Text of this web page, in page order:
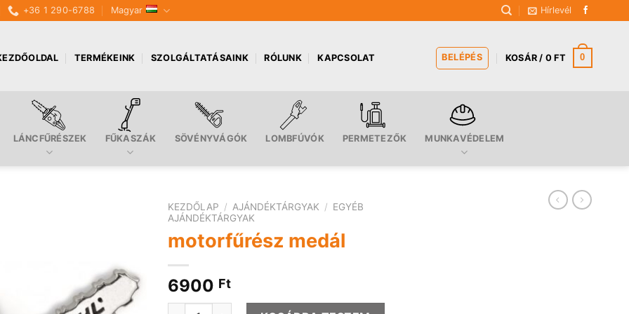
+36 1 290-6788 Magyar Hírlevél
TERMÉKEINK SZOLGÁLTATÁSAINK RÓLUNK KAPCSOLAT BELÉPÉS KOSÁR / 0FT 0
LÁNCFŰRÉSZEK FŰKASZÁK SÖVÉNYVÁGÓK LOMBFÚVÓK PERMETEZŐK MUNKAVÉDELEM
KEZDŐLAP / AJÁNDÉKTÁRGYAK / EGYÉB
AJÁNDÉKTÁRGYAK
motorfűrész medál
6900 Ft
motorfűrész medál mennyiség